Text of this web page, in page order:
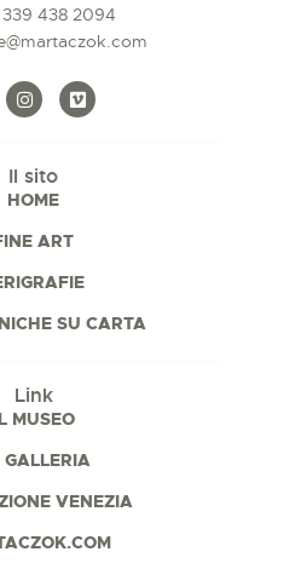
339 438 2094
Il sito
HOME
ART
SU CARTA
Link
MUSEO
GALLERIA
VENEZIA